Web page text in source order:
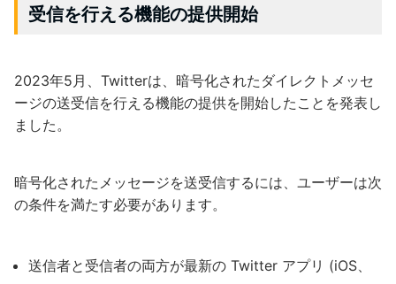
受信を行える機能の提供開始
2023年5月、Twitterは、暗号化されたダイレクトメッセ
ージの送受信を行える機能の提供を開始したことを発表し
ました。
暗号化されたメッセージを送受信するには、ユーザーは次
の条件を満たす必要があります。
送信者と受信者の両方が最新の Twitter アプリ (iOS、